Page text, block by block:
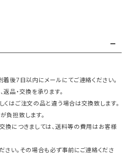
後7日以内にメールにてご連絡ください。
品・交換を承ります。
はご注文の品と違う場合は交換致します。
負担致します。
換につきましては、送料等の費用はお客様
い。その場合も必ず事前にご連絡くださ